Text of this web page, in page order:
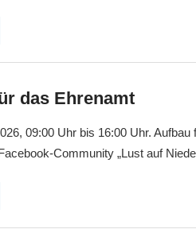
das Ehrenamt
09:00 Uhr bis 16:00 Uhr.
Community „Lust auf